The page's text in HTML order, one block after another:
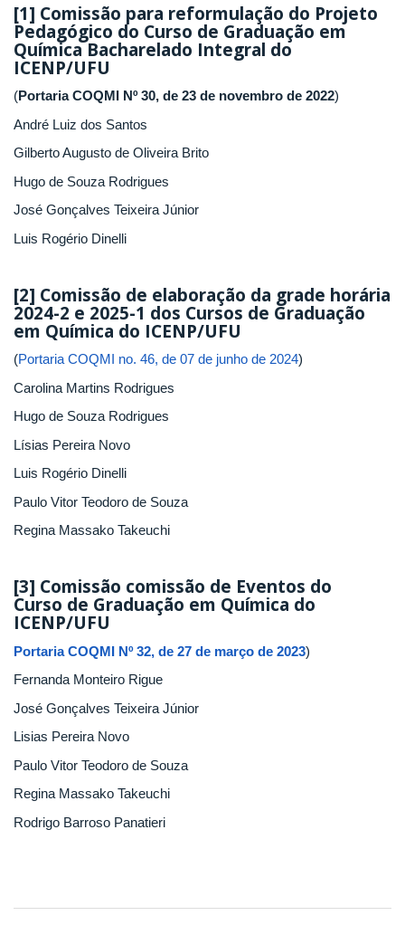
[1] Comissão para reformulação do Projeto
Pedagógico do Curso de Graduação em
Química Bacharelado Integral do
ICENP/UFU
(Portaria COQMI Nº 30, de 23 de novembro de 2022)
André Luiz dos Santos
Gilberto Augusto de Oliveira Brito
Hugo de Souza Rodrigues
José Gonçalves Teixeira Júnior
Luis Rogério Dinelli
[2] Comissão de elaboração da grade horária
2024-2 e 2025-1 dos Cursos de Graduação
em Química do ICENP/UFU
(Portaria COQMI no. 46, de 07 de junho de 2024)
Carolina Martins Rodrigues
Hugo de Souza Rodrigues
Lísias Pereira Novo
Luis Rogério Dinelli
Paulo Vitor Teodoro de Souza
Regina Massako Takeuchi
[3] Comissão comissão de Eventos do
Curso de Graduação em Química do
ICENP/UFU
Portaria COQMI Nº 32, de 27 de março de 2023)
Fernanda Monteiro Rigue
José Gonçalves Teixeira Júnior
Lisias Pereira Novo
Paulo Vitor Teodoro de Souza
Regina Massako Takeuchi
Rodrigo Barroso Panatieri